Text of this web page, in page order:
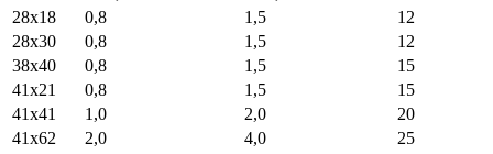
28х18 0,8 1,5
12
28х30
0,8 1,5
12
38х40
0,8 1,5
15
41х21
0,8 1,5
15
41х41
1,0 2,0
20
41х62
2,0 4,0 25